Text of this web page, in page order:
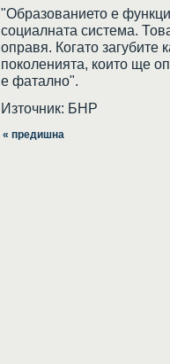
"Образованието е
социалната система.
оправя. Когато загубите
поколенията, които ще
е фатално".
Източник: БНР
« предишна